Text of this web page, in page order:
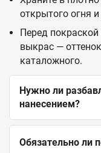
открытого огня
Перед
выкрас —
каталожного.
Нужно ли
нанесением?
Обязательно ли